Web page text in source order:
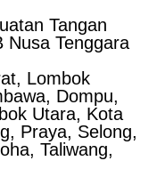
Tangan
Nusa Tenggara
Lombok
Dompu,
Utara, Kota
Praya, Selong,
Taliwang,